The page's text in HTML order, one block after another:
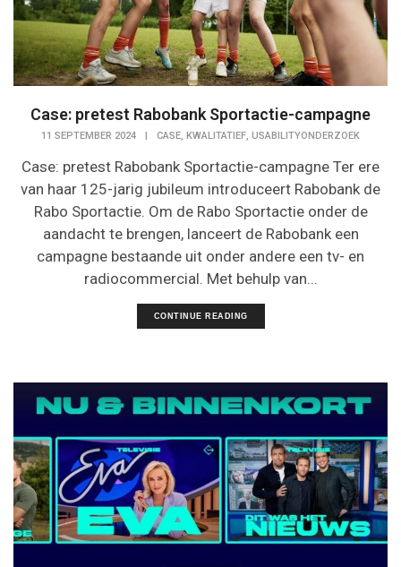
Case: pretest Rabobank Sportactie-campagne
11 SEPTEMBER 2024 | CASE, KWALITATIEF, USABILITYONDERZOEK
Case: pretest Rabobank Sportactie-campagne Ter ere
van haar 125-jarig jubileum introduceert Rabobank de
Rabo Sportactie. Om de Rabo Sportactie onder de
aandacht te brengen, lanceert de Rabobank een
campagne bestaande uit onder andere een tv- en
radiocommercial. Met behulp van...
CONTINUE READING